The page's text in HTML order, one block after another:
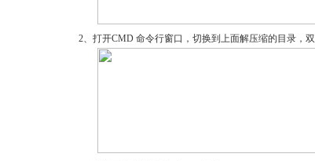
2、打开CMD 命令行窗口，切换到上面解压缩的目录，